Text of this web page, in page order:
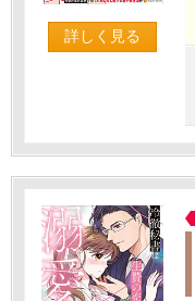
詳しく見る